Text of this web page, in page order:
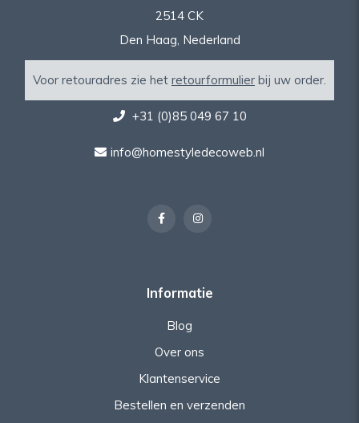
2514 CK
Den Haag, Nederland
Voor retouradres zie het retourformulier bij uw order.
+31 (0)85 049 67 10
info@homestyledecoweb.nl
Informatie
Blog
Over ons
Klantenservice
Bestellen en verzenden